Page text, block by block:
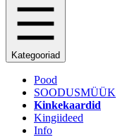
Kategooriad
Pood
SOODUSMÜÜK
Kinkekaardid
Kingiideed
Info